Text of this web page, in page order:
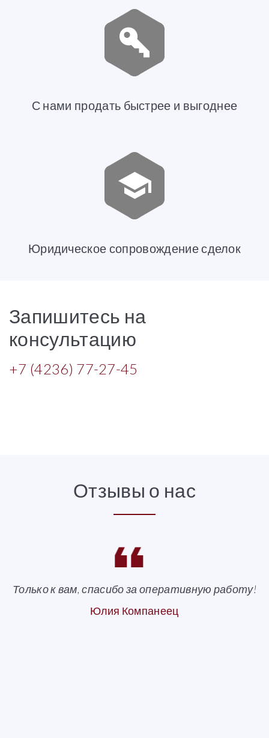
С нами продать быстрее и выгоднее
Юридическое сопровождение сделок
Запишитесь на
консультацию
+7 (4236) 77-27-45
Отзывы о нас
Только к вам, спасибо за оперативную работу!
Юлия Компанеец